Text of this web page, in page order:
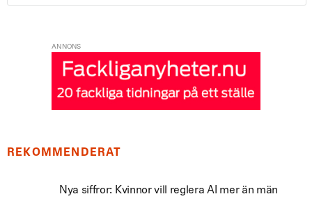
ANNONS
REKOMMENDERAT
Nya siffror: Kvinnor vill reglera AI mer än män